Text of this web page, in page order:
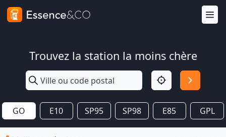
Trouvez la station la moins chère
GO E10 SP95 SP98 E85 GPL